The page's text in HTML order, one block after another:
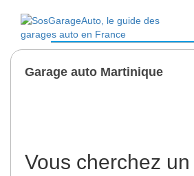
Garage auto Martinique
Vous cherchez un